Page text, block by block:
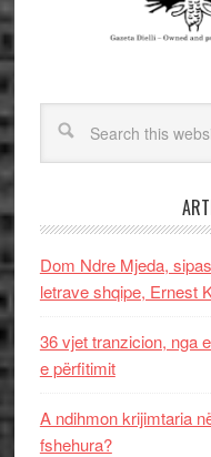
Dom Ndre Mjeda,
letrave shqipe, Ernest
36 vjet tranzicion, nga
e përfitimit
A ndihmon krijimtaria
fshehura?